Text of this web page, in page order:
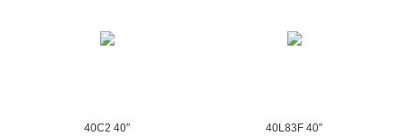
40C2 40″ 40L83F 40″